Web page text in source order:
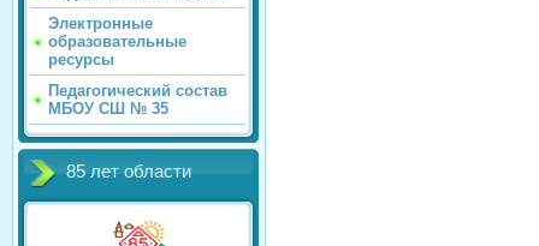
Электронные
образовательные
ресурсы
Педагогический состав
МБОУ СШ № 35
85 лет области